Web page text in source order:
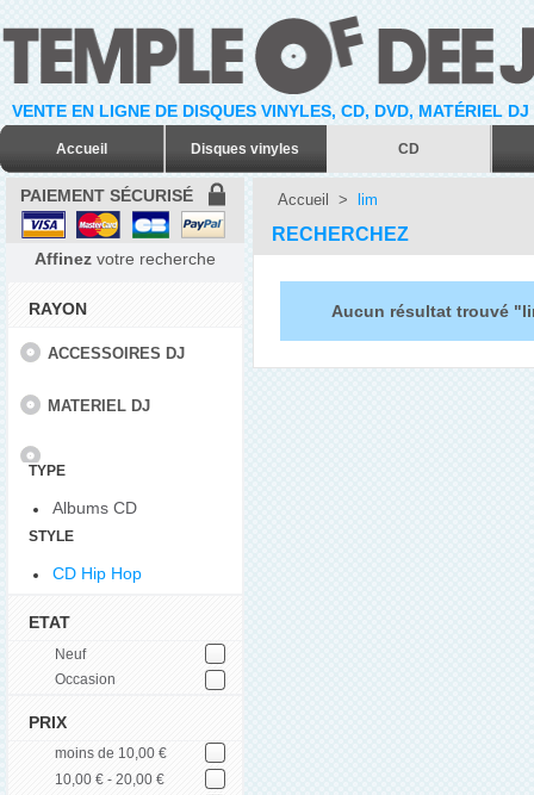
VENTE EN LIGNE DE DISQUES VINYLES, CD, DVD, MATÉRIEL
Accueil Disques vinyles CD
PAIEMENT SÉCURISÉ
Affinez votre recherche
RAYON
ACCESSOIRES DJ
MATERIEL DJ
TYPE
Albums CD
STYLE
CD Hip Hop
ETAT
Neuf
Occasion
PRIX
moins de 10,00 €
10,00 € - 20,00 €
Accueil > lim
RECHERCHEZ
Aucun résultat trouvé